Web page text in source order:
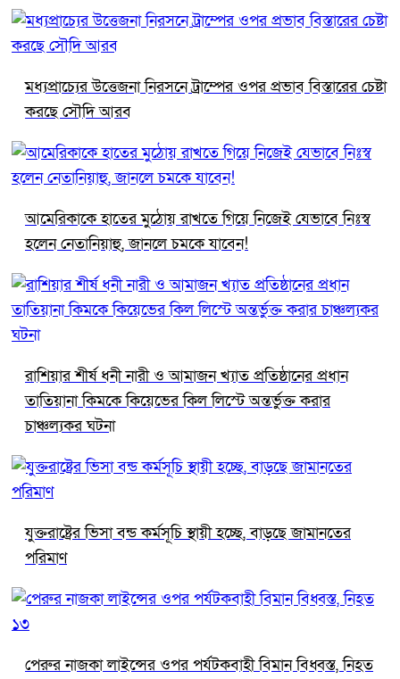
মধ্যপ্রাচ্যের উত্তেজনা নিরসনে ট্রাম্পের ওপর প্রভাব বিস্তারের চেষ্টা
করছে সৌদি আরব
আমেরিকাকে হাতের মুঠোয় রাখতে গিয়ে নিজেই যেভাবে নিঃস্ব
হলেন নেতানিয়াহু, জানলে চমকে যাবেন!
রাশিয়ার শীর্ষ ধনী নারী ও আমাজন খ্যাত প্রতিষ্ঠানের প্রধান
তাতিয়ানা কিমকে কিয়েভের কিল লিস্টে অন্তর্ভুক্ত করার
চাঞ্চল্যকর ঘটনা
যুক্তরাষ্ট্রের ভিসা বন্ড কর্মসূচি স্থায়ী হচ্ছে, বাড়ছে জামানতের
পরিমাণ
পেরুর নাজকা লাইন্সের ওপর পর্যটকবাহী বিমান বিধ্বস্ত, নিহত